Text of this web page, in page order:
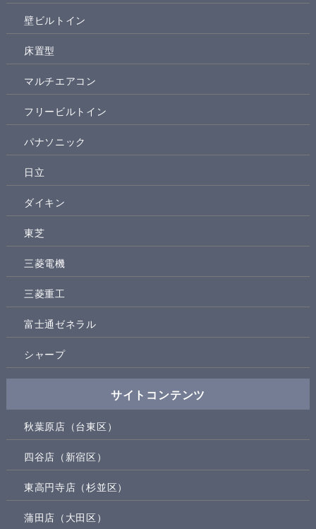
壁ビルトイン
床置型
マルチエアコン
フリービルトイン
パナソニック
日立
ダイキン
東芝
三菱電機
三菱重工
富士通ゼネラル
シャープ
サイトコンテンツ
秋葉原店（台東区）
四谷店（新宿区）
東高円寺店（杉並区）
蒲田店（大田区）